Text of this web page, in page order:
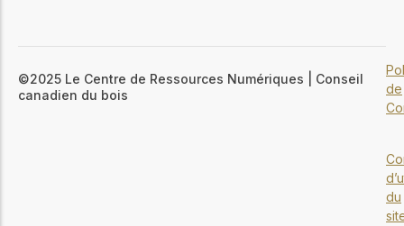
©2025 Le Centre de Ressources Numériques | Conseil
canadien du bois
de
du